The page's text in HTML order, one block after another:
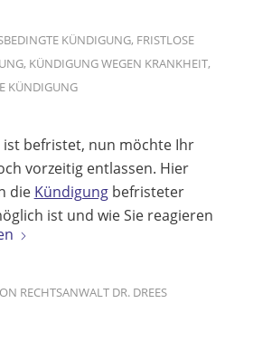
KÜNDIGUNG, FRISTLOSE
, KÜNDIGUNG WEGEN KRANKHEIT,
KÜNDIGUNG
befristet, nun möchte Ihr
vorzeitig entlassen. Hier
die Kündigungbefristeter
ist und wie Sie reagieren
RECHTSANWALT DR. DREES